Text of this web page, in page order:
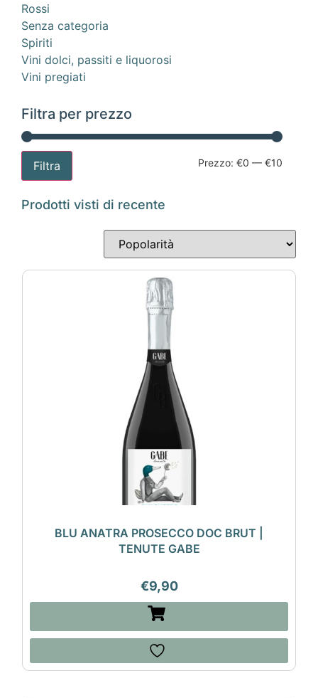
Rossi
Senza categoria
Spiriti
Vini dolci, passiti e liquorosi
Vini pregiati
Filtra per prezzo
Filtra Prezzo: €0 — €10
Prodotti visti di recente
BLU ANATRA PROSECCO DOC BRUT |
TENUTE GABE
€9,90